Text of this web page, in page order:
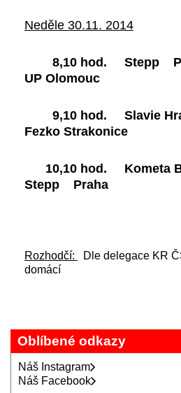
Neděle 30.11. 2014
8,10 hod.
UP
9,10 hod. Slavie
Fezko Strakonice
10,10 hod.
Stepp Praha
Rozhodčí:
Dle delegace KR
domácí
Oblíbené odkazy
Náš Instagram
Náš Facebook